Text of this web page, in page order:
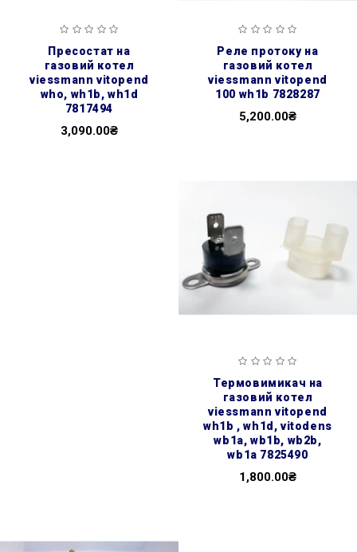
пресостат на
газовий котел
viessmann vitopend
who, wh1b, wh1d
7817494
3,090.00₴
реле протоку на
газовий котел
viessmann vitopend
100 wh1b 7828287
5,200.00₴
термовимикач на
газовий котел
viessmann vitopend
wh1b , wh1d, vitodens
wb1a, wb1b, wb2b,
wb1a 7825490
1,800.00₴